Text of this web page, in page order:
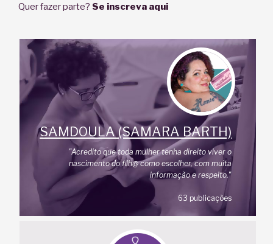
Quer fazer parte? Se inscreva aqui
SAMDOULA (SAMARA BARTH)
"Acredito que toda mulher tenha direito viver o
nascimento do filh@ como escolher, com muita
informação e respeito."
63 publicações